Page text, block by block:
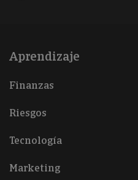
Aprendizaje
Finanzas
Riesgos
Tecnología
Marketing